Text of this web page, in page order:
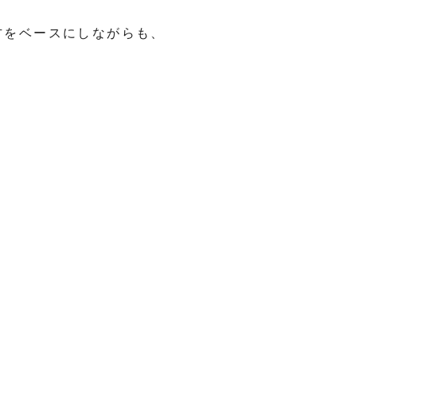
ベースにしながらも、